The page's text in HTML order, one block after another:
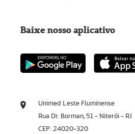
Unimed Leste Fluminense
Rua Dr. Borman, 51 - Niterói - RJ
CEP: 24020-320
Baixe nosso aplicativo